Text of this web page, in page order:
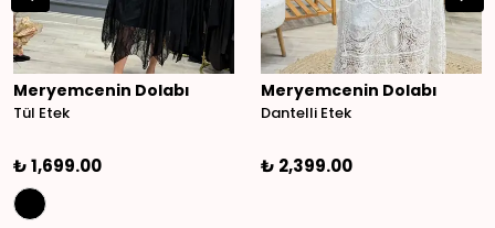
Meryemcenin Dolabı
Tül Etek
₺ 1,699.00
Meryemcenin Dolabı
Dantelli Etek
₺ 2,399.00